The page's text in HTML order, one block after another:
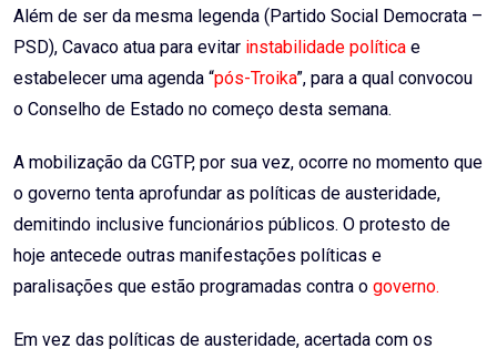
Além de ser da mesma legenda (Partido Social Democrata –
PSD), Cavaco atua para evitar instabilidade política e
estabelecer uma agenda “pós-Troika”, para a qual convocou
o Conselho de Estado no começo desta semana.
A mobilização da CGTP, por sua vez, ocorre no momento que
o governo tenta aprofundar as políticas de austeridade,
demitindo inclusive funcionários públicos. O protesto de
hoje antecede outras manifestações políticas e
paralisações que estão programadas contra o governo.
Em vez das políticas de austeridade, acertada com os